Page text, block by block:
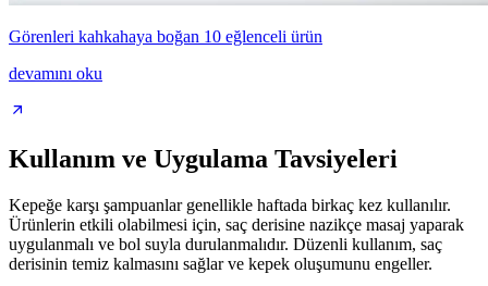
Görenleri kahkahaya boğan 10 eğlenceli ürün
devamını oku
Kullanım ve Uygulama Tavsiyeleri
Kepeğe karşı şampuanlar genellikle haftada birkaç kez kullanılır.
Ürünlerin etkili olabilmesi için, saç derisine nazikçe masaj yaparak
uygulanmalı ve bol suyla durulanmalıdır. Düzenli kullanım, saç
derisinin temiz kalmasını sağlar ve kepek oluşumunu engeller.